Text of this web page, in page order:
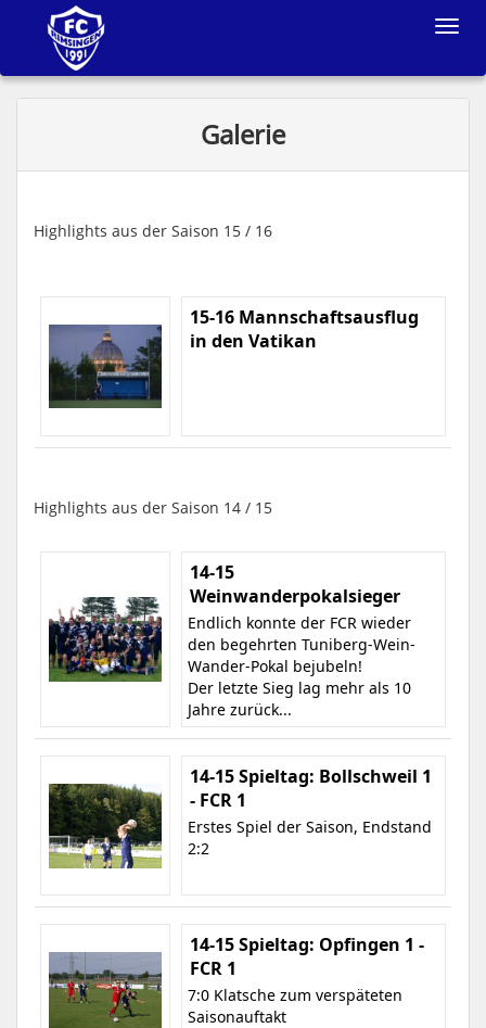
Toggle
Galerie
Highlights aus der Saison 15 / 16
15-16 Mannschaftsausflug
in den Vatikan
Highlights aus der Saison 14 / 15
14-15
Weinwanderpokalsieger
Endlich konnte der FCR wieder
den begehrten Tuniberg-Wein-
Wander-Pokal bejubeln!
Der letzte Sieg lag mehr als 10
Jahre zurück...
14-15 Spieltag: Bollschweil 1
- FCR 1
Erstes Spiel der Saison, Endstand
2:2
14-15 Spieltag: Opfingen 1 -
FCR 1
7:0 Klatsche zum verspäteten
Saisonauftakt